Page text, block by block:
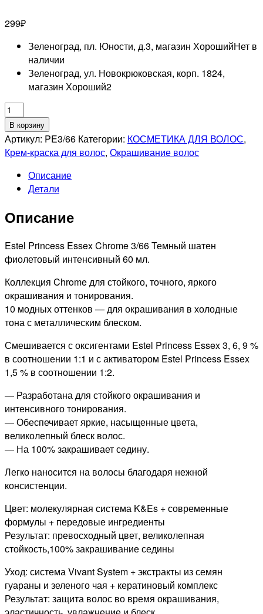
299₽
Зеленоград, пл. Юности, д.3, магазин ХорошийНет в
наличии
Зеленоград, ул. Новокрюковская, корп. 1824,
магазин Хороший2
Количество
товара
ESTEL
PROFESSIONNEL
PRINCESS
ESSEX
КРЕМ-
ДЛЯ
ВОЛОС
ШАТЕН
ФИОЛЕТОВЫЙ
ИНТЕНСИВНЫЙ,
60мл
В корзину
Артикул: PE3/66 Категории: КОСМЕТИКА ДЛЯ ВОЛОС,
Крем-краска для волос, Окрашивание волос
Описание
Детали
Описание
Estel Princess Essex Chrome 3/66 Темный шатен
фиолетовый интенсивный 60 мл.
Коллекция Chrome для стойкого, точного, яркого
окрашивания и тонирования.
10 модных оттенков — для окрашивания в холодные
тона с металлическим блеском.
Смешивается с оксигентами Estel Princess Essex 3, 6, 9 %
в соотношении 1:1 и с активатором Estel Princess Essex
1,5 % в соотношении 1:2.
— Разработана для стойкого окрашивания и
интенсивного тонирования.
— Обеспечивает яркие, насыщенные цвета,
великолепный блеск волос.
— На 100% закрашивает седину.
Легко наносится на волосы благодаря нежной
консистенции.
Цвет: молекулярная система K&Es + современные
формулы + передовые ингредиенты
Результат: превосходный цвет, великолепная
стойкость,100% закрашивание седины
Уход: система Vivant System + экстракты из семян
гуараны и зеленого чая + кератиновый комплекс
Результат: защита волос во время окрашивания,